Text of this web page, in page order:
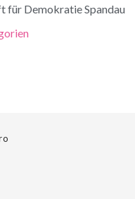
für Demokratie Spandau